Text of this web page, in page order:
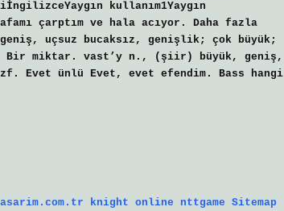
kullanım1Yaygın
çarptım ve hala acıyor. Daha fazla
uçsuz bucaksız, genişlik; çok büyük;
Bir miktar. vast’y n., (şiir) büyük, geniş,
Evet ünlü Evet, evet efendim. Bass hangi
knight online nttgame Sitemap